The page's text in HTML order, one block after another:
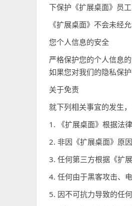
下保护《扩展桌面》员
《扩展桌面》不会未经
您个人信息的安全
严格保护您的个人信息
如果您对我们的隐私保
关于免责
就下列相关事宜的发生
1. 《扩展桌面》根据法
2. 非因《扩展桌面》原
3. 任何第三方根据《扩
4. 任何由于黑客攻击、
5. 因不可抗力导致的任何